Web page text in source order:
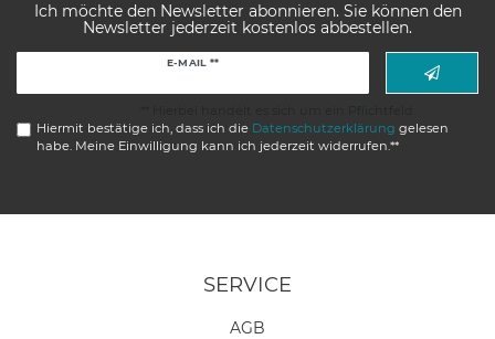
Ich möchte den Newsletter abonnieren. Sie können den
Newsletter jederzeit kostenlos abbestellen.
E-MAIL **
Hiermit bestätige ich, dass ich die Daten­schutz­erklärung gelesen
habe. Meine Einwilligung kann ich jederzeit widerrufen.**
SERVICE
AGB